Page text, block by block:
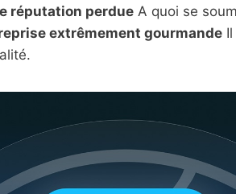
réputation perdue A quoi se
extrêmement gourmande